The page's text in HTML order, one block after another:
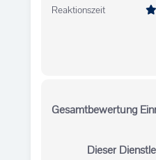
Reaktionszeit
Gesamtbewertung
Dieser